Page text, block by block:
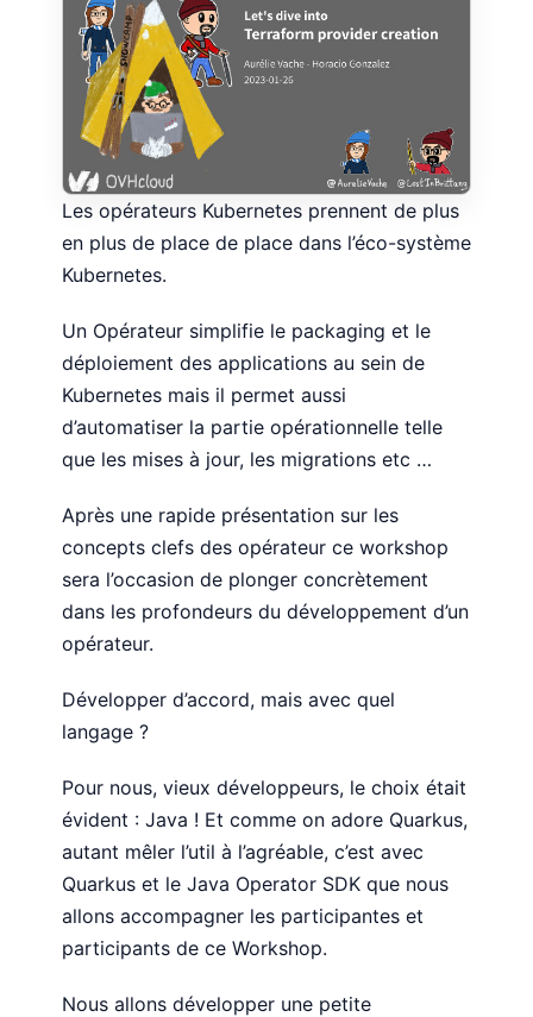
Les opérateurs Kubernetes prennent de plus
en plus de place de place dans l’éco-système
Kubernetes.
Un Opérateur simplifie le packaging et le
déploiement des applications au sein de
Kubernetes mais il permet aussi
d’automatiser la partie opérationnelle telle
que les mises à jour, les migrations etc …
Après une rapide présentation sur les
concepts clefs des opérateur ce workshop
sera l’occasion de plonger concrètement
dans les profondeurs du développement d’un
opérateur.
Développer d’accord, mais avec quel
langage ?
Pour nous, vieux développeurs, le choix était
évident : Java ! Et comme on adore Quarkus,
autant mêler l’util à l’agréable, c’est avec
Quarkus et le Java Operator SDK que nous
allons accompagner les participantes et
participants de ce Workshop.
Nous allons développer une petite